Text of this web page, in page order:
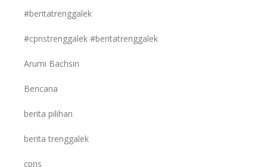
#beritatrenggalek
#cpnstrenggalek #beritatrenggalek
Arumi Bachsin
Bencana
berita pilihan
berita trenggalek
cpns